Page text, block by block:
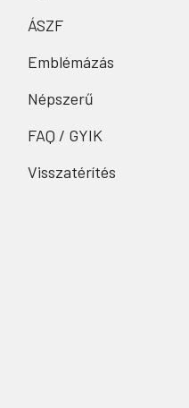
ÁSZF
Emblémázás
Népszerű
FAQ / GYIK
Visszatérítés